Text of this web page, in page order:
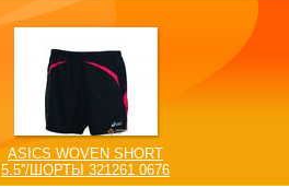
ASICS WOVEN SHORT
5.5''/ШОРТЫ 321261 0676